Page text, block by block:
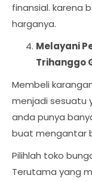
finansial. karena
harganya.
Melayani
Trihanggo
Membeli
menjadi sesuatu
anda punya
buat mengantar
Pilihlah toko
Terutama yang